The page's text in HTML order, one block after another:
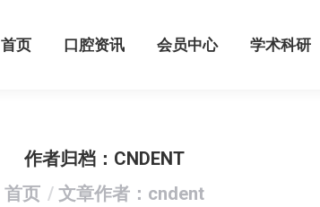
首页 口腔资讯 会员中心 学术科研
作者归档： CNDENT
您在这里：
首页 文章作者：cndent